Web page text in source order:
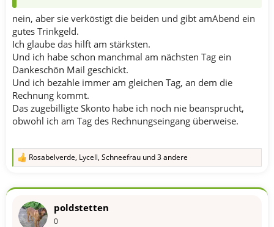
nein, aber sie verköstigt die beiden und gibt amAbend ein
gutes Trinkgeld.
Ich glaube das hilft am stärksten.
Und ich habe schon manchmal am nächsten Tag ein
Dankeschön Mail geschickt.
Und ich bezahle immer am gleichen Tag, an dem die
Rechnung kommt.
Das zugebilligte Skonto habe ich noch nie beansprucht,
obwohl ich am Tag des Rechnungseingang überweise.
R
k
o
Rosabelverde, Lycell, Schneefrau und 3 andere
poldstetten
0